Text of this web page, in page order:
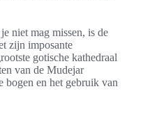
niet mag missen, is de
zijn imposante
gotische kathedraal
van de Mudejar
bogen en het gebruik van